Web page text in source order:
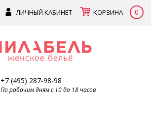
ЛИЧНЫЙ КАБИНЕТ КОРЗИНА 0
+7 (495) 287-98-98
По рабочим дням с 10 до 18 часов